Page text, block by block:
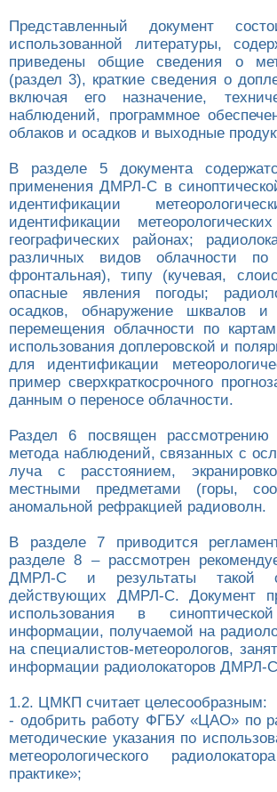
Представленный документ
использованной литературы,
приведены общие сведения о
(раздел 3), краткие сведения о
включая его назначение,
наблюдений, программное
облаков и осадков и выходные
В разделе 5 документа
применения ДМРЛ-С в
идентификации
идентификации
географических районах;
различных видов облачности по
фронтальная), типу (кучевая,
опасные явления погоды;
осадков, обнаружение шквалов и
перемещения облачности по
использования доплеровской и
для идентификации
пример сверхкраткосрочного
данным о переносе облачности.
Раздел 6 посвящен рассмотрению
метода наблюдений, связанных с
луча с расстоянием,
местными предметами (горы,
аномальной рефракцией радиоволн.
В разделе 7 приводится
разделе 8 – рассмотрен
ДМРЛ-С и результаты такой
действующих ДМРЛ-С. Документ
использования в
информации, получаемой на
на специалистов-метеорологов,
информации радиолокаторов ДМРЛ-
1.2. ЦМКП считает целесообразным:
- одобрить работу ФГБУ «ЦАО» по
методические указания по
метеорологического
практике»;